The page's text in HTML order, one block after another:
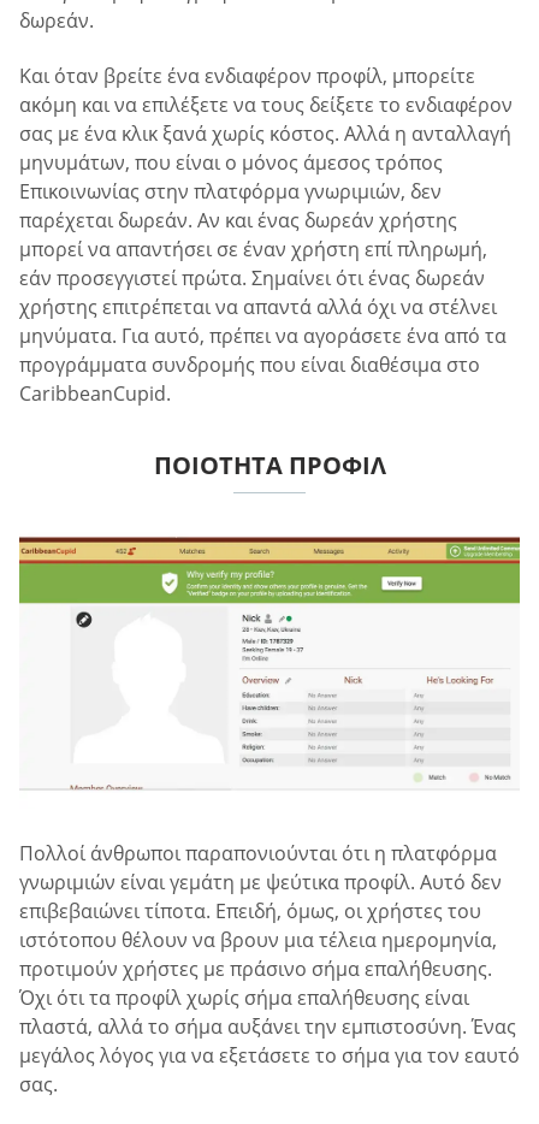
δωρεάν.
Και όταν βρείτε ένα ενδιαφέρον προφίλ, μπορείτε
ακόμη και να επιλέξετε να τους δείξετε το ενδιαφέρον
σας με ένα κλικ ξανά χωρίς κόστος. Αλλά η ανταλλαγή
μηνυμάτων, που είναι ο μόνος άμεσος τρόπος
Επικοινωνίας στην πλατφόρμα γνωριμιών, δεν
παρέχεται δωρεάν. Αν και ένας δωρεάν χρήστης
μπορεί να απαντήσει σε έναν χρήστη επί πληρωμή,
εάν προσεγγιστεί πρώτα. Σημαίνει ότι ένας δωρεάν
χρήστης επιτρέπεται να απαντά αλλά όχι να στέλνει
μηνύματα. Για αυτό, πρέπει να αγοράσετε ένα από τα
προγράμματα συνδρομής που είναι διαθέσιμα στο
CaribbeanCupid.
ΠΟΙΌΤΗΤΑ ΠΡΟΦΊΛ
Πολλοί άνθρωποι παραπονιούνται ότι η πλατφόρμα
γνωριμιών είναι γεμάτη με ψεύτικα προφίλ. Αυτό δεν
επιβεβαιώνει τίποτα. Επειδή, όμως, οι χρήστες του
ιστότοπου θέλουν να βρουν μια τέλεια ημερομηνία,
προτιμούν χρήστες με πράσινο σήμα επαλήθευσης.
Όχι ότι τα προφίλ χωρίς σήμα επαλήθευσης είναι
πλαστά, αλλά το σήμα αυξάνει την εμπιστοσύνη. Ένας
μεγάλος λόγος για να εξετάσετε το σήμα για τον εαυτό
σας.